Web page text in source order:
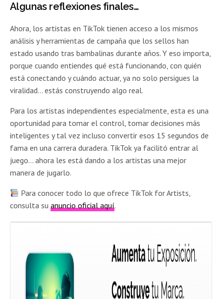
Algunas reflexiones finales…
Ahora, los artistas en TikTok tienen acceso a los mismos
análisis y herramientas de campaña que los sellos han
estado usando tras bambalinas durante años. Y eso importa,
porque cuando entiendes qué está funcionando, con quién
está conectando y cuándo actuar, ya no solo persigues la
viralidad… estás construyendo algo real.
Para los artistas independientes especialmente, esta es una
oportunidad para tomar el control, tomar decisiones más
inteligentes y tal vez incluso convertir esos 15 segundos de
fama en una carrera duradera. TikTok ya facilitó entrar al
juego… ahora les está dando a los artistas una mejor
manera de jugarlo.
Para conocer todo lo que ofrece TikTok for Artists,
consulta suanuncio oficial aquí.